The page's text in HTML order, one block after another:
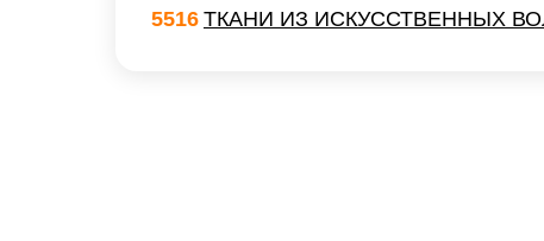
5516 ТКАНИ ИЗ ИСКУССТВЕННЫХ